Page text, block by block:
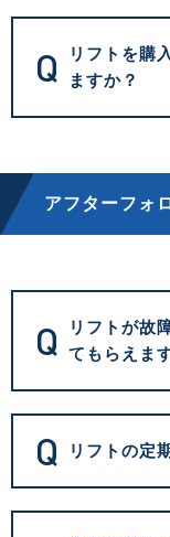
Q
リフトを購
ますか？
アフターフォ
Q
リフトが故
てもらえま
Q リフトの定